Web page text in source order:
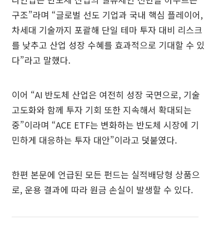
구조”라며 “글로벌 선도 기업과 국내 핵심 플레이어,
차세대 기술까지 포괄해 단일 테마 투자 대비 리스크
를 낮추고 산업 성장 수혜를 효과적으로 기대할 수 있
다”라고 말했다.
이어 “AI 반도체 산업은 여전히 성장 국면으로, 기술
고도화와 함께 투자 기회 또한 지속해서 확대되는
중”이라며 “ACE ETF는 변화하는 반도체 시장에 기
민하게 대응하는 투자 대안”이라고 덧붙였다.
한편 본문에 언급된 모든 펀드는 실적배당형 상품으
로, 운용 결과에 따라 원금 손실이 발생할 수 있다.